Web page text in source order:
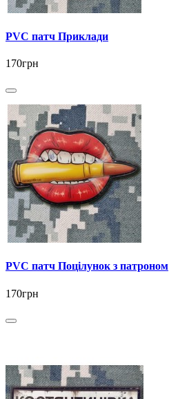
PVC патч Приклади
170грн
PVC патч Поцілунок з патроном
170грн